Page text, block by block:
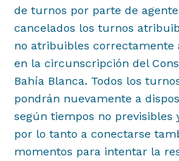
de turnos por parte de
cancelados los turnos
no atribuibles correctamente
en la circunscripción del
Bahía Blanca. Todos los
pondrán nuevamente a
según tiempos no previsibles
por lo tanto a conectarse
momentos para intentar la
Difusión
Contacto